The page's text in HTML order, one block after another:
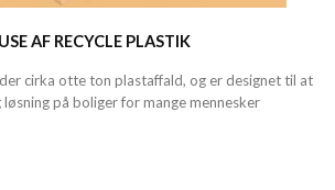
AF RECYCLE PLASTIK
cirka otte ton plastaffald, og er designet til at
på boliger for mange mennesker